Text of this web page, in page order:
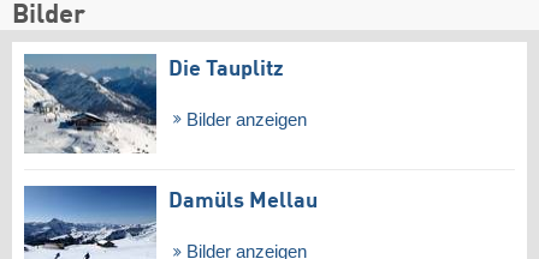
Bilder
Die Tauplitz
Bilder anzeigen
Damüls Mellau
Bilder anzeigen